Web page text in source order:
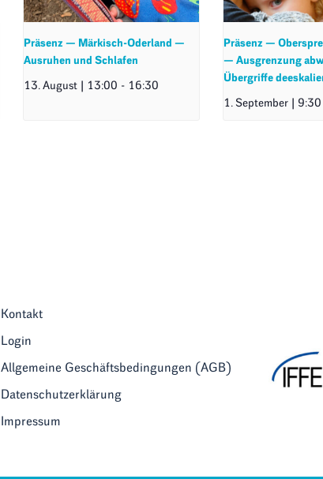
Präsenz — Märkisch-Oderland —
Ausruhen und Schlafen
13. August | 13:00 - 16:30
Präsenz —
— Ausgrenzung
Übergriffe
1. September | 9:30
Kontakt
Login
Allgemeine Geschäftsbedingungen (AGB)
Datenschutzerklärung
Impressum